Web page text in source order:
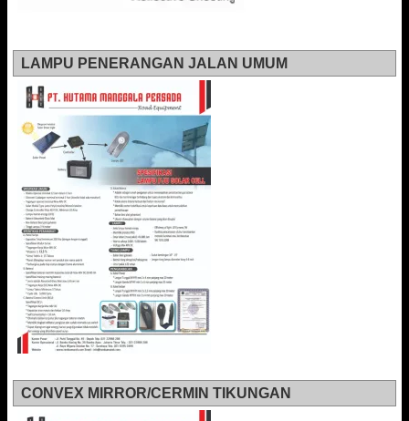
LAMPU PENERANGAN JALAN UMUM
CONVEX MIRROR/CERMIN TIKUNGAN